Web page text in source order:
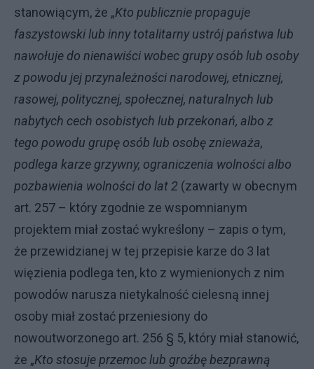
stanowiącym, że „Kto publicznie propaguje
faszystowski lub inny totalitarny ustrój państwa lub
nawołuje do nienawiści wobec grupy osób lub osoby
z powodu jej przynależności narodowej, etnicznej,
rasowej, politycznej, społecznej, naturalnych lub
nabytych cech osobistych lub przekonań, albo z
tego powodu grupę osób lub osobę znieważa,
podlega karze grzywny, ograniczenia wolności albo
pozbawienia wolności do lat 2 (zawarty w obecnym
art. 257 – który zgodnie ze wspomnianym
projektem miał zostać wykreślony – zapis o tym,
że przewidzianej w tej przepisie karze do 3 lat
więzienia podlega ten, kto z wymienionych z nim
powodów narusza nietykalność cielesną innej
osoby miał zostać przeniesiony do
nowoutworzonego art. 256 § 5, który miał stanowić,
że „Kto stosuje przemoc lub groźbę bezprawną